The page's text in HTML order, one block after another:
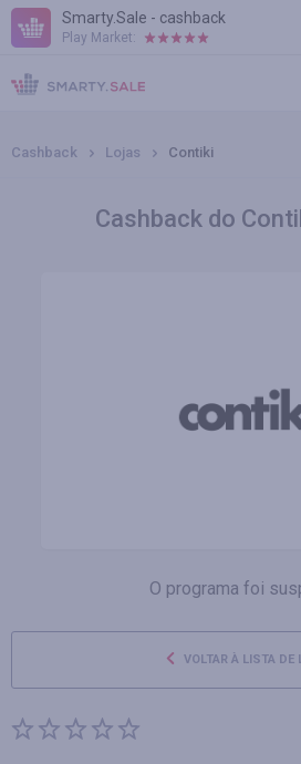
Smarty.Sale - cashback
Play Market:
AJUDA
TERMOS DE USO
Cashback Lojas Contiki
Cashback do
O programa foi
VOLTAR À LISTA DE